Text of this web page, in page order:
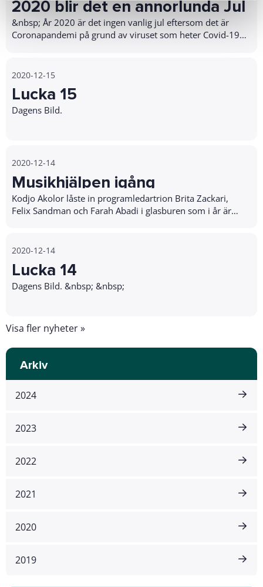
2020 blir det en annorlunda Jul
&nbsp; År 2020 är det ingen vanlig jul eftersom det är
Coronapandemi på grund av viruset som heter Covid-19.
2020-12-15
Lucka 15
Dagens Bild.
2020-12-14
Musikhjälpen igång
Kodjo Akolor låste in programledartrion Brita Zackari,
Felix Sandman och Farah Abadi i glasburen som i år är
2020-12-14
Lucka 14
Dagens Bild. &nbsp; &nbsp;
Visa fler nyheter »
Arkiv
2024
2023
2022
2021
2020
2019